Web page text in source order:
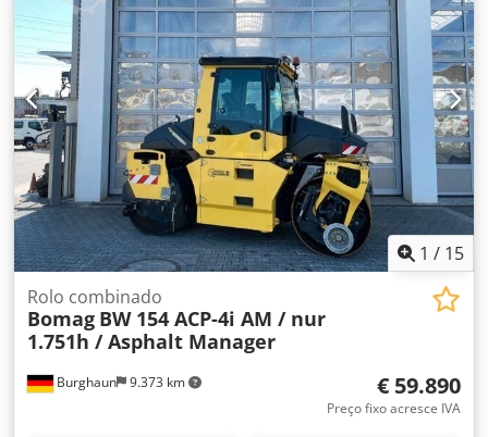
financiamento. O Sr. Mihm (Tel. ) terá todo o prazer em
ajudá-lo. Mais informações podem ser encontradas no
nosso site. Salvo erros e venda prévia! = Mais informações
= Dwedpfx Anozq Tzyjfea Para obter mais informações,
entre em contato com Tobias Ebert.
1 / 15
Burghaun 9.373 km
Rolo combinado
Bomag BW 154 ACP-4i AM / nur
1.751h / Asphalt Manager
€ 59.890
Preço fixo acresce IVA